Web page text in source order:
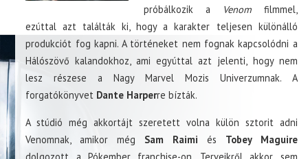
próbálkozik a Venomfilmmel,
ezúttal azt találták ki, hogy a karakter teljesen különálló
produkciót fog kapni. A történeket nem fognak kapcsolódni a
Hálószövő kalandokhoz, ami egyúttal azt jelenti, hogy nem
lesz részese a Nagy Marvel Mozis Univerzumnak. A
forgatókönyvet Dante Harperre bízták.
A stúdió még akkortájt szeretett volna külön sztorit adni
Venomnak, amikor még Sam Raimi és Tobey Maguire